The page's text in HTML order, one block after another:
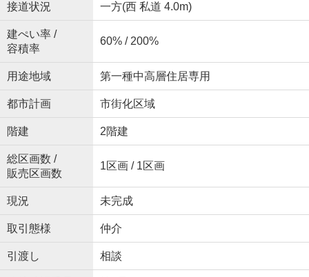
接道状況 一方(西 私道 4.0m)
建ぺい率 /
容積率
60% / 200%
用途地域 第一種中高層住居専用
都市計画 市街化区域
階建 2階建
総区画数 /
販売区画数
1区画 / 1区画
現況 未完成
取引態様 仲介
引渡し 相談